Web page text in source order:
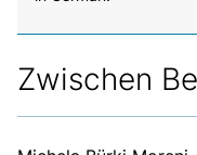
Zwischen